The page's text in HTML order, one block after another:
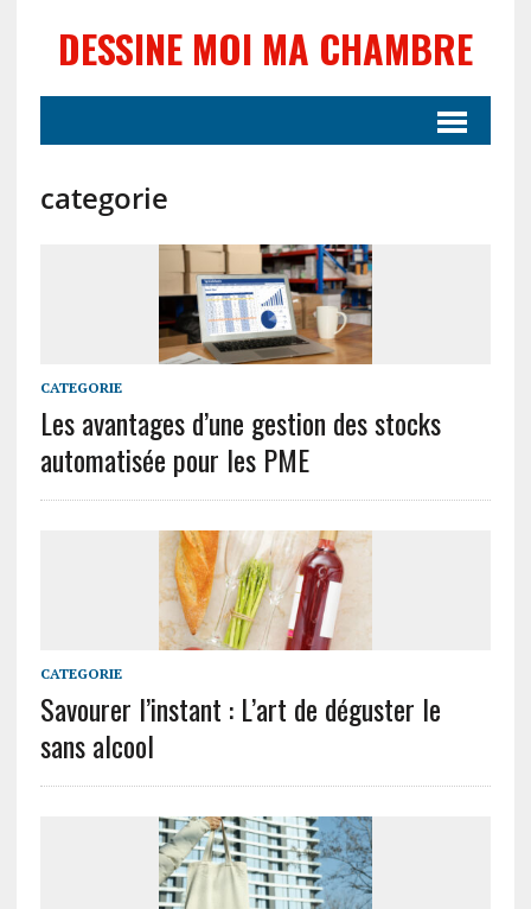
DESSINE MOI MA CHAMBRE
categorie
CATEGORIE
Les avantages d’une gestion des stocks
automatisée pour les PME
CATEGORIE
Savourer l’instant : L’art de déguster le
sans alcool